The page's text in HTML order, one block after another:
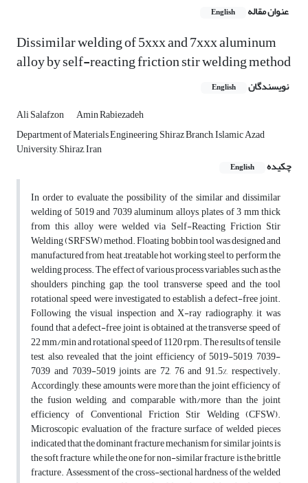
عنوان مقاله English
Dissimilar welding of 5xxx and 7xxx aluminum
alloy by self-reacting friction stir welding method
نویسندگان English
Ali Salafzon
Amin Rabiezadeh
Department of Materials Engineering, Shiraz Branch, Islamic Azad
University, Shiraz, Iran
چکیده
English
In order to evaluate the possibility of the similar and dissimilar
welding of 5019 and 7039 aluminum alloys, plates of 3 mm thick
from this alloy were welded via Self-Reacting Friction Stir
Welding (SRFSW) method. Floating bobbin tool was designed and
manufactured from heat –treatable hot working steel to perform the
welding process. The effect of various process variables such as the
shoulders pinching gap, the tool transverse speed and the tool
rotational speed were investigated to establish a defect-free joint.
Following the visual inspection and X-ray radiography, it was
found that a defect-free joint is obtained at the transverse speed of
22 mm/min and rotational speed of 1120 rpm. The results of tensile
test, also, revealed that the joint efficiency of 5019-5019, 7039-
7039 and 7039-5019 joints are 72, 76 and 91.5%, respectively.
Accordingly, these amounts were more than the joint efficiency of
the fusion welding, and comparable with/more than the joint
efficiency of Conventional Friction Stir Welding (CFSW).
Microscopic evaluation of the fracture surface of welded pieces
indicated that the dominant fracture mechanism for similar joints is
the soft fracture, while the one for non-similar fracture is the brittle
fracture. Assessment of the cross-sectional hardness of the welded